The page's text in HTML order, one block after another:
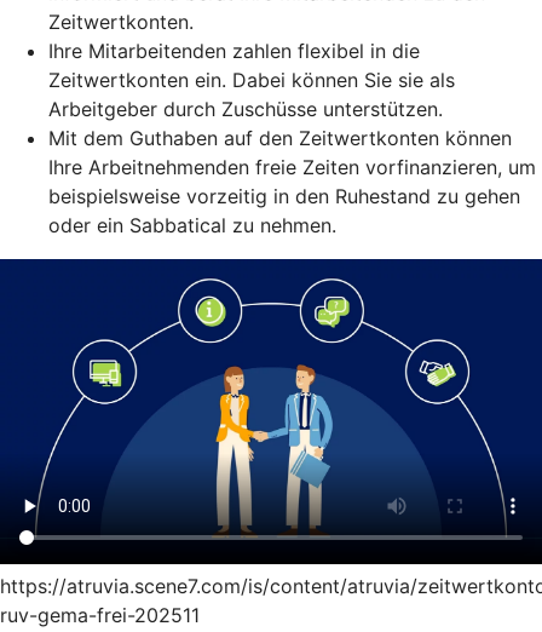
Zeitwertkonten.
Ihre Mitarbeitenden zahlen flexibel in die
Zeitwertkonten ein. Dabei können Sie sie als
Arbeitgeber durch Zuschüsse unterstützen.
Mit dem Guthaben auf den Zeitwertkonten können
Ihre Arbeitnehmenden freie Zeiten vorfinanzieren, um
beispielsweise vorzeitig in den Ruhestand zu gehen
oder ein Sabbatical zu nehmen.
https://atruvia.scene7.com/is/content/atruvia/
ruv-gema-frei-202511